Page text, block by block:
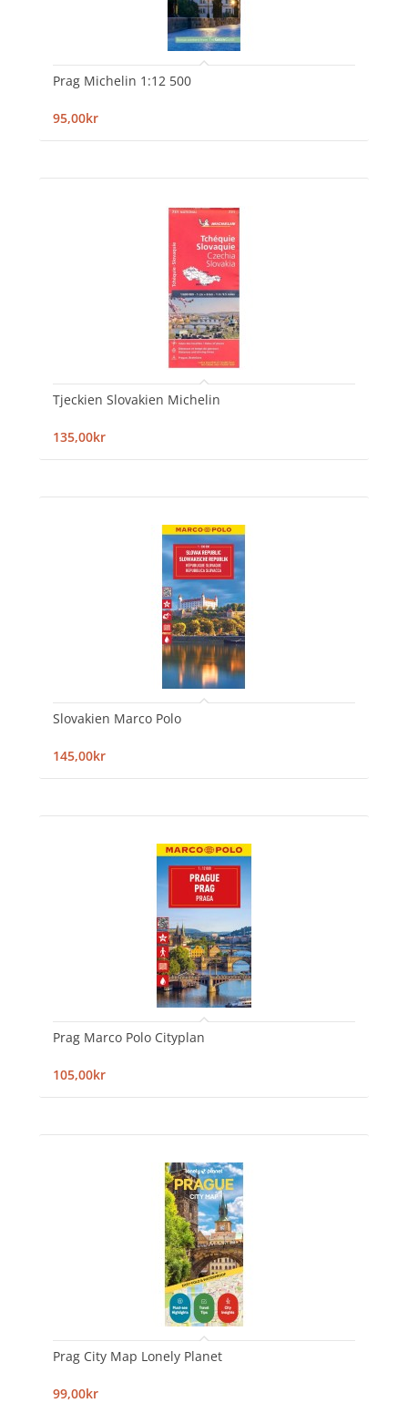
Prag Michelin 1:12 500
95,00kr
Tjeckien Slovakien Michelin
135,00kr
Slovakien Marco Polo
145,00kr
Prag Marco Polo Cityplan
105,00kr
Prag City Map Lonely Planet
99,00kr